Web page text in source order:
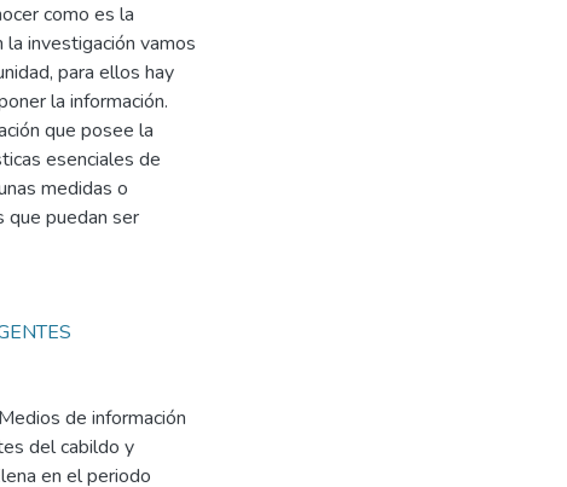
como es la
la investigación vamos
para ellos hay
la información.
que posee la
esenciales de
medidas o
que puedan ser
de información
del cabildo y
en el periodo